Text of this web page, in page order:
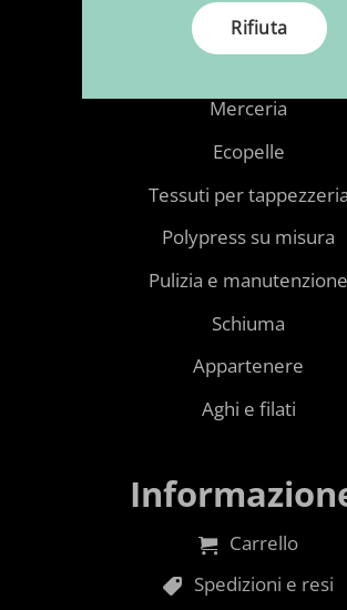
Tessuti
Merceria
Ecopelle
Tessuti per tappezzeria
Polypress su misura
Pulizia e manutenzione
Schiuma
Appartenere
Aghi e filati
Carrello
Spedizioni e resi
Rifiuta